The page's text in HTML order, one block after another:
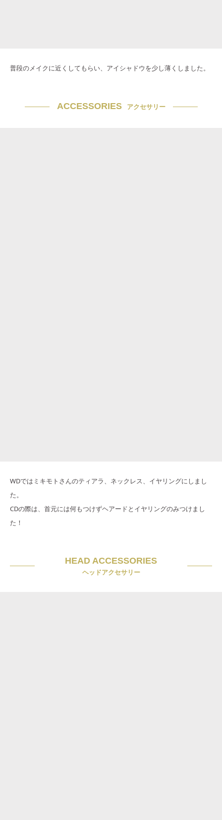
普段のメイクに近くしてもらい、アイシャドウを少し薄くしました。
ACCESSORIES アクセサリー
WDではミキモトさんのティアラ、ネックレス、イヤリングにしまし
た。
CDの際は、首元には何もつけずヘアードとイヤリングのみつけまし
た！
HEAD ACCESSORIES
ヘッドアクセサリー